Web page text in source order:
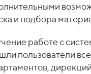
и подбора
работе с
пользователи